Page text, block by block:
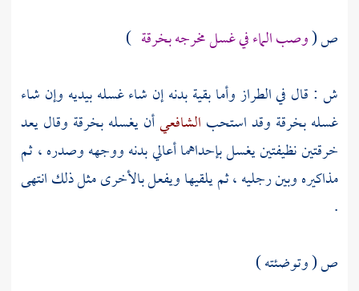
ص (وصب الماء في غسل مخرجه بخرقة )
ش : قال في الطراز وأما بقية بدنه إن شاء غسله بيديه وإن شاء
غسله بخرقة وقد استحب الشافعيأن يغسله بخرقة وقال يعد
خرقتين نظيفتين يغسل بإحداهما أعالي بدنه ووجهه وصدره ، ثم
مذاكيره وبين رجليه ، ثم يلقيها ويفعل بالأخرى مثل ذلك انتهى
.
ص ( وتوضئته )